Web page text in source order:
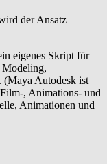
der Ansatz
eigenes Skript für
(Maya Autodesk ist
, Animations- und
Animationen und